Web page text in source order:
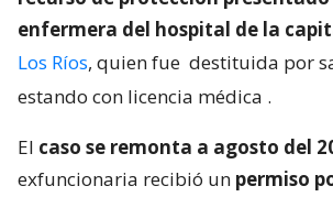
enfermera del hospital de la
Los Ríos, quien fue destituida por
estando con licencia médica .
El caso se remonta a agosto del
exfuncionaria recibió un permiso